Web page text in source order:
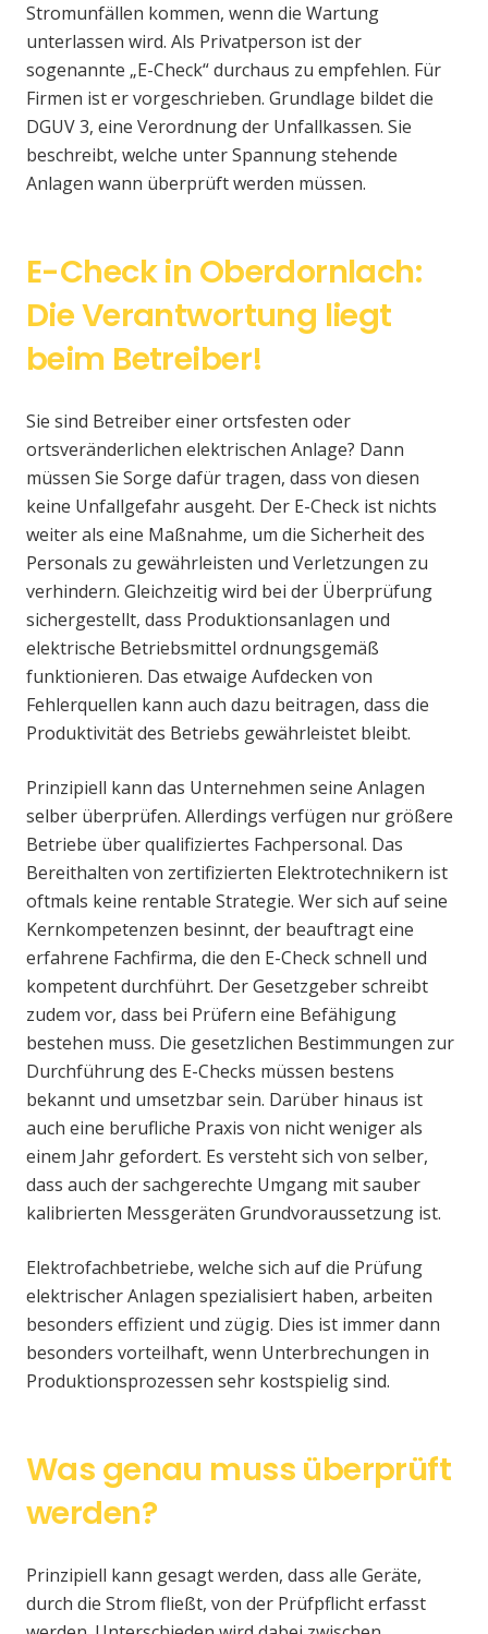
Stromunfällen kommen, wenn die Wartung
unterlassen wird. Als Privatperson ist der
sogenannte „E-Check“ durchaus zu empfehlen. Für
Firmen ist er vorgeschrieben. Grundlage bildet die
DGUV 3, eine Verordnung der Unfallkassen. Sie
beschreibt, welche unter Spannung stehende
Anlagen wann überprüft werden müssen.
E-Check in Oberdornlach:
Die Verantwortung liegt
beim Betreiber!
Sie sind Betreiber einer ortsfesten oder
ortsveränderlichen elektrischen Anlage? Dann
müssen Sie Sorge dafür tragen, dass von diesen
keine Unfallgefahr ausgeht. Der E-Check ist nichts
weiter als eine Maßnahme, um die Sicherheit des
Personals zu gewährleisten und Verletzungen zu
verhindern. Gleichzeitig wird bei der Überprüfung
sichergestellt, dass Produktionsanlagen und
elektrische Betriebsmittel ordnungsgemäß
funktionieren. Das etwaige Aufdecken von
Fehlerquellen kann auch dazu beitragen, dass die
Produktivität des Betriebs gewährleistet bleibt.
Prinzipiell kann das Unternehmen seine Anlagen
selber überprüfen. Allerdings verfügen nur größere
Betriebe über qualifiziertes Fachpersonal. Das
Bereithalten von zertifizierten Elektrotechnikern ist
oftmals keine rentable Strategie. Wer sich auf seine
Kernkompetenzen besinnt, der beauftragt eine
erfahrene Fachfirma, die den E-Check schnell und
kompetent durchführt. Der Gesetzgeber schreibt
zudem vor, dass bei Prüfern eine Befähigung
bestehen muss. Die gesetzlichen Bestimmungen zur
Durchführung des E-Checks müssen bestens
bekannt und umsetzbar sein. Darüber hinaus ist
auch eine berufliche Praxis von nicht weniger als
einem Jahr gefordert. Es versteht sich von selber,
dass auch der sachgerechte Umgang mit sauber
kalibrierten Messgeräten Grundvoraussetzung ist.
Elektrofachbetriebe, welche sich auf die Prüfung
elektrischer Anlagen spezialisiert haben, arbeiten
besonders effizient und zügig. Dies ist immer dann
besonders vorteilhaft, wenn Unterbrechungen in
Produktionsprozessen sehr kostspielig sind.
Was genau muss überprüft
werden?
Prinzipiell kann gesagt werden, dass alle Geräte,
durch die Strom fließt, von der Prüfpflicht erfasst